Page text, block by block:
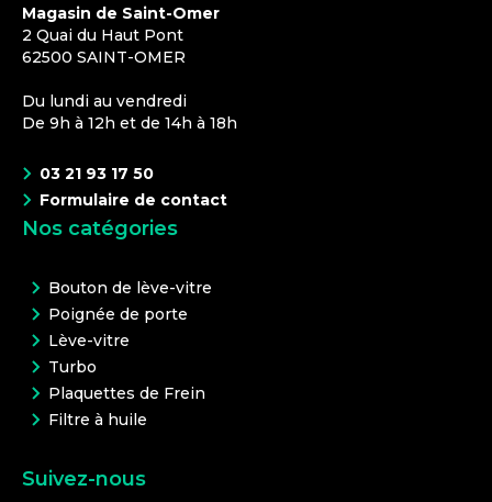
Magasin de Saint-Omer
2 Quai du Haut Pont
62500 SAINT-OMER
Du lundi au vendredi
De 9h à 12h et de 14h à 18h
03 21 93 17 50
Formulaire de contact
Nos catégories
Bouton de lève-vitre
Poignée de porte
Lève-vitre
Turbo
Plaquettes de Frein
Filtre à huile
Suivez-nous